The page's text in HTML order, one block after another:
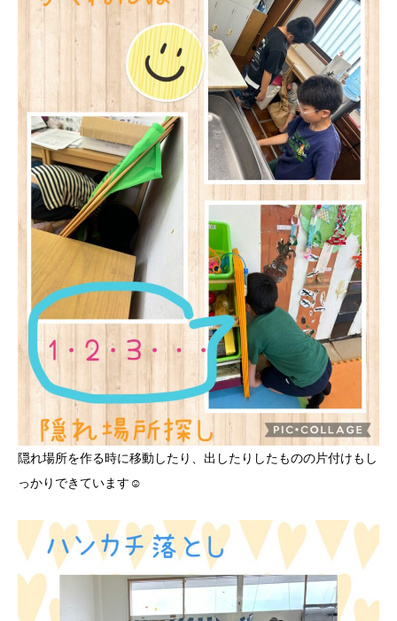
隠れ場所を作る時に移動したり、出したりしたものの片付けもし
っかりできています☺️